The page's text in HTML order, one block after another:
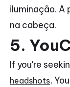
iluminação. A
na cabeça.
5.
If you're
headshots,